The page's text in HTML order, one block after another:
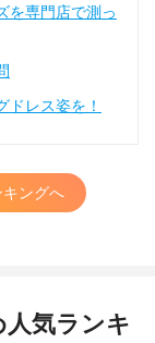
を専門店で測っ
ドレス姿を！
ングへ
気ランキ